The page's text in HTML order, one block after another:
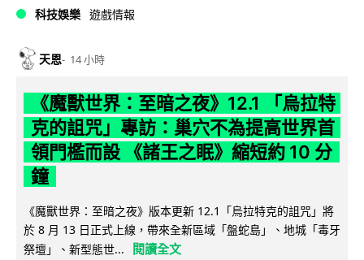
科技娛樂 遊戲情報
天恩 14 小時
《魔獸世界：至暗之夜》12.1 「烏拉特
克的詛咒」專訪：巢穴不為提高世界首
領門檻而設 《諸王之眠》縮短約 10 分
鐘
《魔獸世界：至暗之夜》版本更新 12.1「烏拉特克的詛咒」將
於 8 月 13 日正式上線，帶來全新區域「盤蛇島」、地城「毒牙
祭壇」、新型態世...
閱讀全文